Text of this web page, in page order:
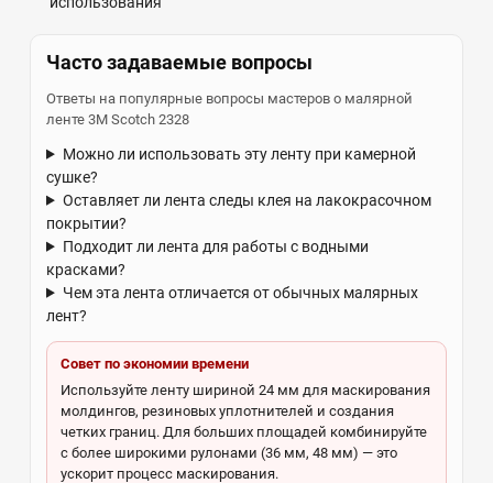
Часто задаваемые вопросы
Ответы на популярные вопросы мастеров о малярной
ленте 3M Scotch 2328
Можно ли использовать эту ленту при камерной
сушке?
Оставляет ли лента следы клея на лакокрасочном
покрытии?
Подходит ли лента для работы с водными
красками?
Чем эта лента отличается от обычных малярных
лент?
Совет по экономии времени
Используйте ленту шириной 24 мм для маскирования
молдингов, резиновых уплотнителей и создания
четких границ. Для больших площадей комбинируйте
с более широкими рулонами (36 мм, 48 мм) — это
ускорит процесс маскирования.